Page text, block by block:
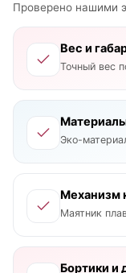
Проверено нашими
Вес и
Точный вес
Эко-
Механизм
Маятник
Бортики и